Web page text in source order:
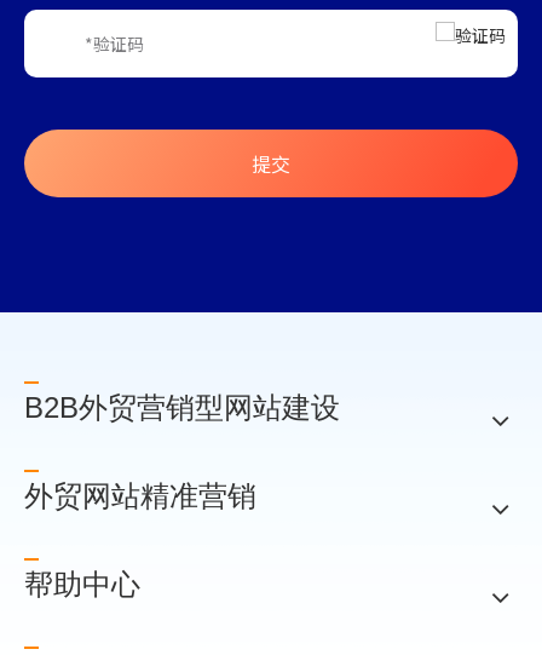
提交
B2B外贸营销型网站建设
外贸网站精准营销
帮助中心